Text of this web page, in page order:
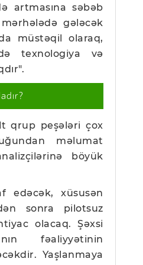
artmasına səbəb
gələcək
müstəqil olaraq,
texnologiya və
qrup peşələri çox
məlumat
böyük
edəcək, xüsusən
sonra pilotsuz
olacaq. Şəxsi
fəaliyyətinin
Yaşlanmaya